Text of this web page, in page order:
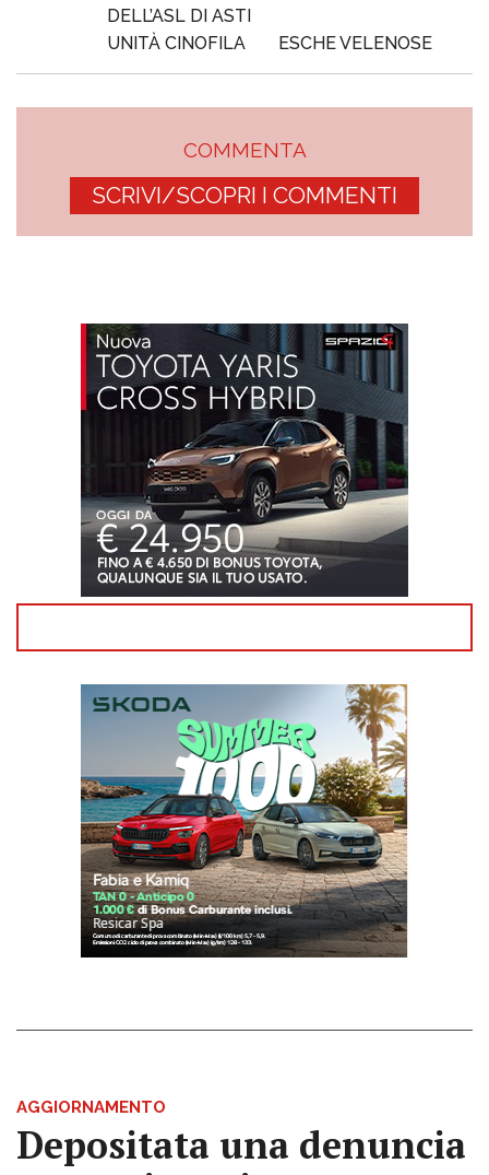
DELL’ASL DI ASTI
UNITÀ CINOFILA
ESCHE VELENOSE
COMMENTA
SCRIVI/SCOPRI I COMMENTI
AGGIORNAMENTO
Depositata una denuncia